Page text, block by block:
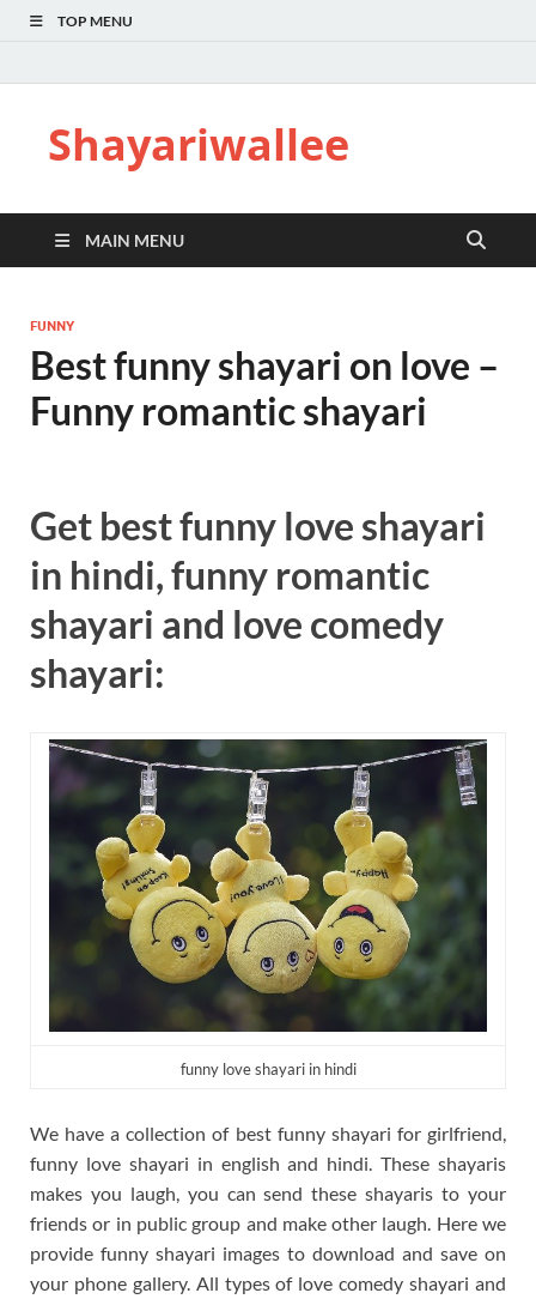
TOP MENU
Shayariwallee
MAIN MENU
FUNNY
Best funny shayari on love –
Funny romantic shayari
Get best funny love shayari
in hindi, funny romantic
shayari and love comedy
shayari:
funny love shayari in hindi
We have a collection of best funny shayari for girlfriend,
funny love shayari in english and hindi. These shayaris
makes you laugh, you can send these shayaris to your
friends or in public group and make other laugh. Here we
provide funny shayari images to download and save on
your phone gallery. All types of love comedy shayari and